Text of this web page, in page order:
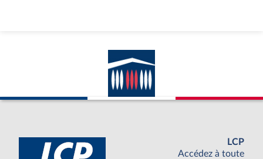
LCP
Accédez à toute